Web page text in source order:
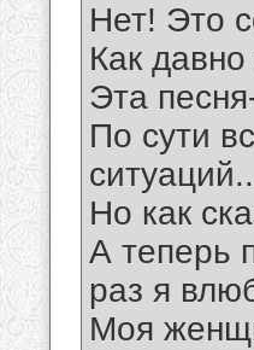
Нет! Это
Как
Эта
По сути
Но как
А теперь
раз я
Моя